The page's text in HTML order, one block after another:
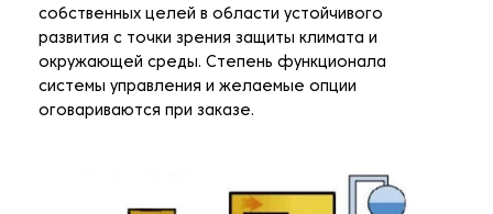
собственных целей в области устойчивого
развития с точки зрения защиты климата и
окружающей среды. Степень функционала
системы управления и желаемые опции
оговариваются при заказе.